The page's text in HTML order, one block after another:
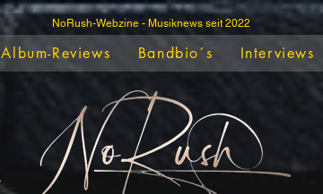
NoRush-Webzine - Musiknews seit 2022
Album-Reviews Bandbio´s Interviews